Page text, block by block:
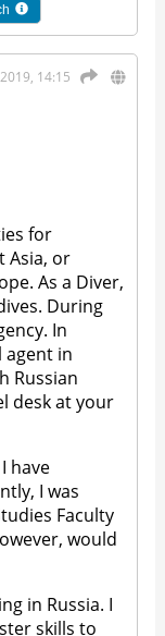
14:15
for
Asia, or
As a Diver,
During
In
agent in
Russian
desk at your
have
I was
Faculty
would
in Russia. I
skills to